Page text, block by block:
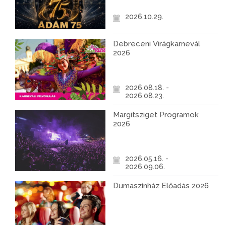
2026.10.29.
Debreceni Virágkarnevál
2026
2026.08.18. -
2026.08.23.
Margitsziget Programok
2026
2026.05.16. -
2026.09.06.
Dumaszínház Előadás 2026